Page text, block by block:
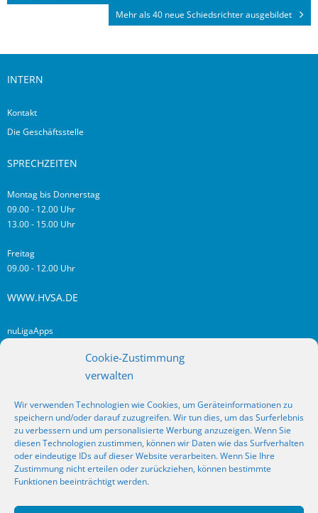
Cookie-Zustimmung
verwalten
Wir verwenden Technologien wie Cookies, um Geräteinformationen zu
speichern und/oder darauf zuzugreifen. Wir tun dies, um das Surferlebnis
zu verbessern und um personalisierte Werbung anzuzeigen. Wenn Sie
diesen Technologien zustimmen, können wir Daten wie das Surfverhalten
oder eindeutige IDs auf dieser Website verarbeiten. Wenn Sie Ihre
Zustimmung nicht erteilen oder zurückziehen, können bestimmte
Funktionen beeinträchtigt werden.
Mehr als 40 neue Schiedsrichter ausgebildet
INTERN
Kontakt
Die Geschäftsstelle
SPRECHZEITEN
Montag bis Donnerstag
09.00 - 12.00 Uhr
13.00 - 15.00 Uhr
Freitag
09.00 - 12.00 Uhr
WWW.HVSA.DE
nuLigaApps
RSS
Fragen? Kontakt!
SOCIAL MEDIA